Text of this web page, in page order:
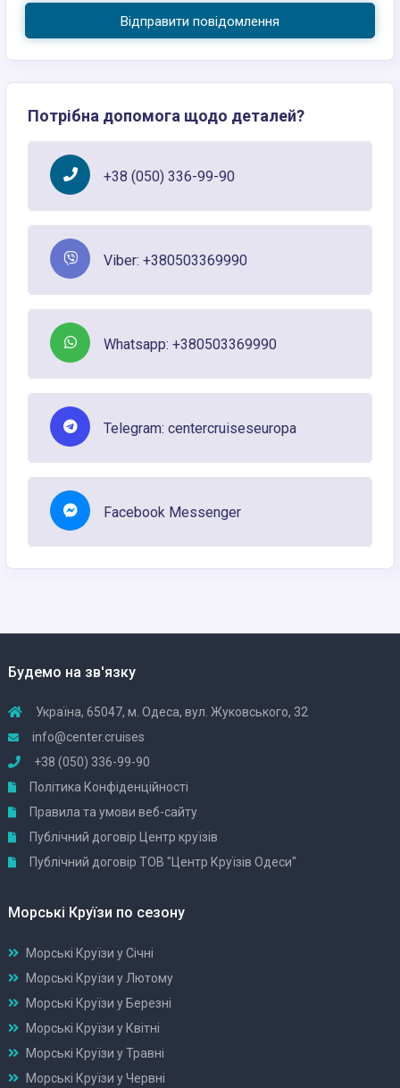
Відправити повідомлення
Потрібна допомога щодо деталей?
+38 (050) 336-99-90
Viber: +380503369990
Whatsapp: +380503369990
Telegram: centercruiseseuropa
Facebook Messenger
Будемо на зв'язку
Україна, 65047, м. Одеса, вул. Жуковського, 32
info@center.cruises
+38 (050) 336-99-90
Політика Конфіденційності
Правила та умови веб-сайту
Публічний договір Центр круїзів
Публічний договір ТОВ "Центр Круїзів Одеси"
Морські Круїзи по сезону
Морські Круїзи у Січні
Морські Круїзи у Лютому
Морські Круїзи у Березні
Морські Круїзи у Квітні
Морські Круїзи у Травні
Морські Круїзи у Червні